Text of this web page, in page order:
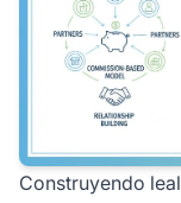
Construyendo